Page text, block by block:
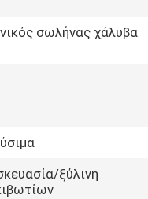
σωλήνας χάλυβα
ξύλινη